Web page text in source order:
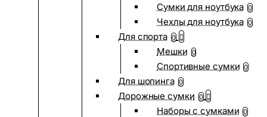
Сумки для ноутбука 0
Чехлы для ноутбука 0
Для спорта 0
Мешки 0
Спортивные сумки 0
Для шопинга 0
Дорожные сумки 0
Наборы с сумками 0